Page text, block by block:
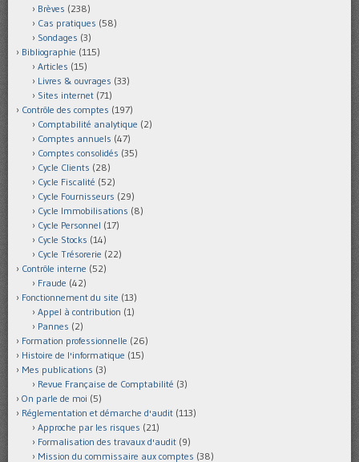
Brèves (238)
Cas pratiques (58)
Sondages (3)
Bibliographie (115)
Articles (15)
Livres & ouvrages (33)
Sites internet (71)
Contrôle des comptes (197)
Comptabilité analytique (2)
Comptes annuels (47)
Comptes consolidés (35)
Cycle Clients (28)
Cycle Fiscalité (52)
Cycle Fournisseurs (29)
Cycle Immobilisations (8)
Cycle Personnel (17)
Cycle Stocks (14)
Cycle Trésorerie (22)
Contrôle interne (52)
Fraude (42)
Fonctionnement du site (13)
Appel à contribution (1)
Pannes (2)
Formation professionnelle (26)
Histoire de l'informatique (15)
Mes publications (3)
Revue Française de Comptabilité (3)
On parle de moi (5)
Réglementation et démarche d'audit (113)
Approche par les risques (21)
Formalisation des travaux d'audit (9)
Mission du commissaire aux comptes (38)